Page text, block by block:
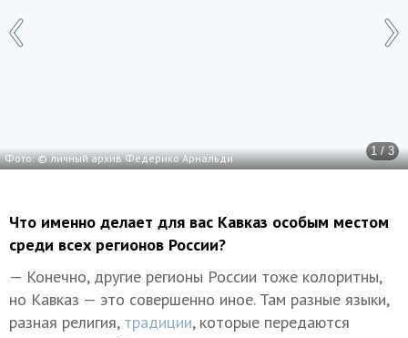
1 / 3
Фото: © личный архив Федерико Арнальди
Что именно делает для вас Кавказ особым местом
среди всех регионов России?
— Конечно, другие регионы России тоже колоритны,
но Кавказ — это совершенно иное. Там разные языки,
разная религия, традиции, которые передаются